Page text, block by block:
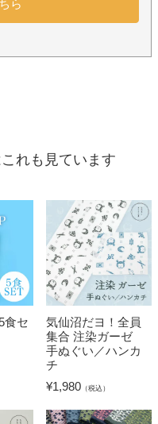
ら
れも見ています
食セ
気仙沼だヨ！全員
集合 注染ガーゼ
手ぬぐい／ハンカ
チ
¥1,980（税込）